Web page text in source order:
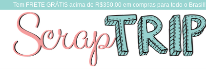
Tem FRETE GRÁTIS acima de R$350,00 em compras para todo o Brasil!